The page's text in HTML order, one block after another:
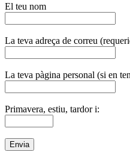
El teu nom
La teva adreça de correu
La teva pàgina personal (si en
Primavera, estiu, tardor i: